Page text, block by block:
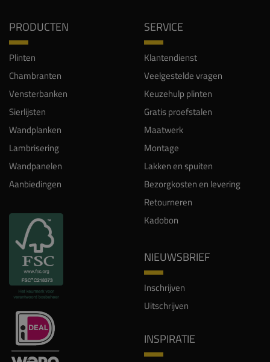
PRODUCTEN
Plinten
Chambranten
Vensterbanken
Sierlijsten
Wandplanken
Lambrisering
Wandpanelen
Aanbiedingen
SERVICE
Klantendienst
Veelgestelde vragen
Keuzehulp plinten
Gratis proefstalen
Maatwerk
Montage
Lakken en spuiten
Bezorgkosten en levering
Retourneren
Kadobon
NIEUWSBRIEF
Inschrijven
Uitschrijven
INSPIRATIE